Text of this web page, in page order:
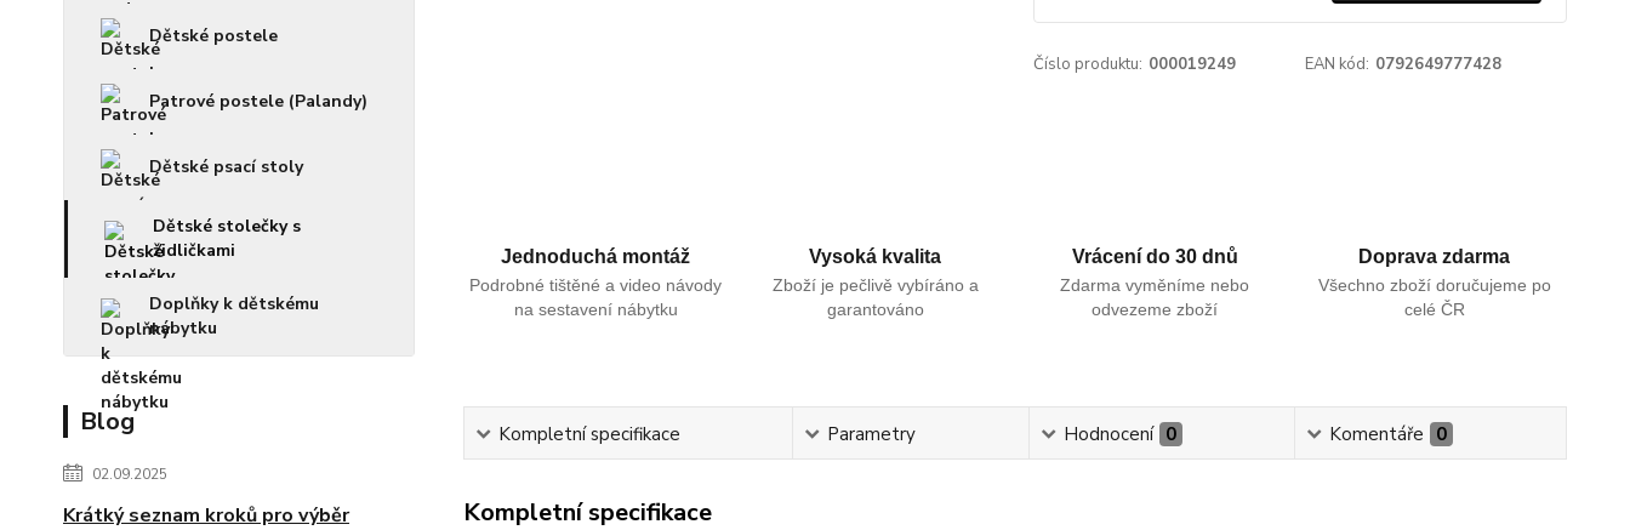
Dětské postele
Patrové postele (Palandy)
Dětské psací stoly
Dětské stolečky s
židličkami
Doplňky k dětskému
nábytku
Blog
02.09.2025
Krátký seznam kroků pro výběr
Číslo produktu: 000019249 EAN kód: 0792649777428
Jednoduchá montáž
Podrobné tištěné a video návody
na sestavení nábytku
Vysoká kvalita
Zboží je pečlivě vybíráno a
garantováno
Vrácení do 30 dnů
Zdarma vyměníme nebo
odvezeme zboží
Doprava zdarma
Všechno zboží doručujeme po
celé ČR
Kompletní specifikace Parametry Hodnocení 0 Komentáře 0
Kompletní specifikace